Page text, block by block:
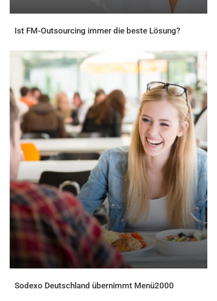
Ist FM-Outsourcing immer die beste Lösung?
Sodexo Deutschland übernimmt Menü2000